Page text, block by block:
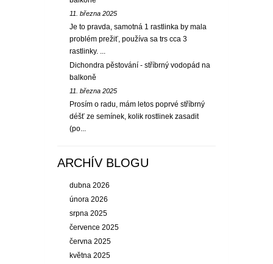
11. března 2025
Je to pravda, samotná 1 rastlinka by mala
problém prežiť, používa sa trs cca 3
rastlinky. ...
Dichondra pěstování - stříbrný vodopád na
balkoně
11. března 2025
Prosím o radu, mám letos poprvé stříbrný
déšť ze semínek, kolik rostlinek zasadit
(po...
ARCHÍV BLOGU
dubna 2026
února 2026
srpna 2025
července 2025
června 2025
května 2025